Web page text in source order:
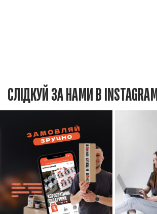
СЛІДКУЙ ЗА НАМИ В INSTAGRAM